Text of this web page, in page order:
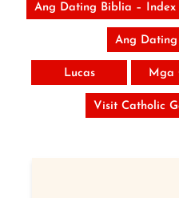
Ang Dating Biblia – Index
Ang
Lucas Mga
Visit Catholic